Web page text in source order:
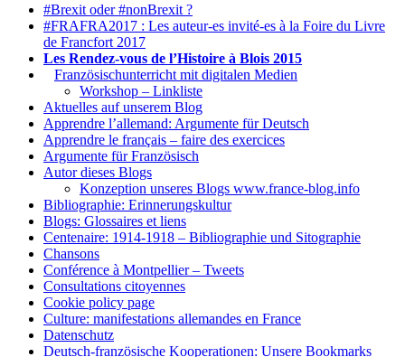
#Brexit oder #nonBrexit ?
#FRAFRA2017 : Les auteur-es invité-es à la Foire du Livre
de Francfort 2017
Les Rendez-vous de l’Histoire à Blois 2015
Französischunterricht mit digitalen Medien
Workshop – Linkliste
Aktuelles auf unserem Blog
Apprendre l’allemand: Argumente für Deutsch
Apprendre le français – faire des exercices
Argumente für Französisch
Autor dieses Blogs
Konzeption unseres Blogs www.france-blog.info
Bibliographie: Erinnerungskultur
Blogs: Glossaires et liens
Centenaire: 1914-1918 – Bibliographie und Sitographie
Chansons
Conférence à Montpellier – Tweets
Consultations citoyennes
Cookie policy page
Culture: manifestations allemandes en France
Datenschutz
Deutsch-französische Kooperationen: Unsere Bookmarks